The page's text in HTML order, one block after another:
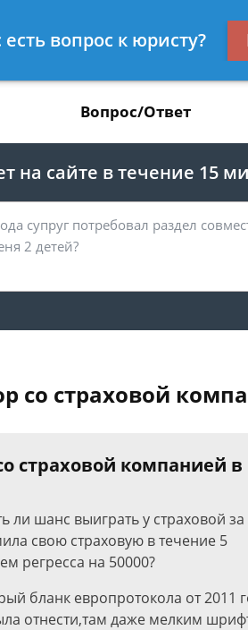
Вопрос/Ответ
на сайте в течение 15
со страховой
страховой компанией в
ли шанс выиграть у страховой за
свою страховую в течение 5
регресса на 50000?
бланк европротокола от 2011
отнести,там даже мелким
есть вопрос к юристу?